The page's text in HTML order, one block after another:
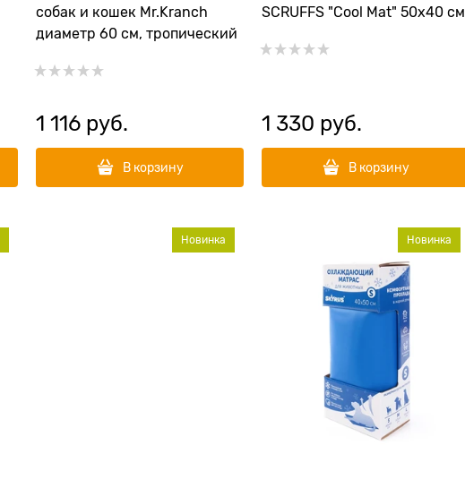
собак и кошек Mr.Kranch
диаметр 60 см, тропический
1 116 руб.
В корзину
SCRUFFS "Cool Mat" 50х40 см
1 330 руб.
В корзину
Новинка Новинка